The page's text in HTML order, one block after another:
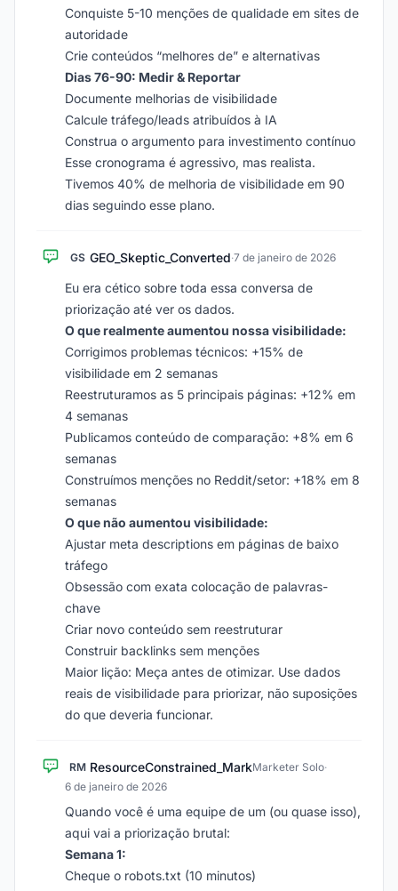
Conquiste 5-10 menções de qualidade em sites de
autoridade
Crie conteúdos “melhores de” e alternativas
Dias 76-90: Medir & Reportar
Documente melhorias de visibilidade
Calcule tráfego/leads atribuídos à IA
Construa o argumento para investimento contínuo
Esse cronograma é agressivo, mas realista.
Tivemos 40% de melhoria de visibilidade em 90
dias seguindo esse plano.
GS GEO_Skeptic_Converted·7 de janeiro de 2026
Eu era cético sobre toda essa conversa de
priorização até ver os dados.
O que realmente aumentou nossa visibilidade:
Corrigimos problemas técnicos: +15% de
visibilidade em 2 semanas
Reestruturamos as 5 principais páginas: +12% em
4 semanas
Publicamos conteúdo de comparação: +8% em 6
semanas
Construímos menções no Reddit/setor: +18% em 8
semanas
O que não aumentou visibilidade:
Ajustar meta descriptions em páginas de baixo
tráfego
Obsessão com exata colocação de palavras-
chave
Criar novo conteúdo sem reestruturar
Construir backlinks sem menções
Maior lição: Meça antes de otimizar. Use dados
reais de visibilidade para priorizar, não suposições
do que deveria funcionar.
RM ResourceConstrained_MarkMarketer Solo·
6 de janeiro de 2026
Quando você é uma equipe de um (ou quase isso),
aqui vai a priorização brutal:
Semana 1:
Cheque o robots.txt (10 minutos)